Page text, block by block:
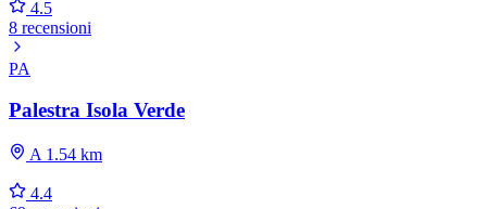
4.5
8 recensioni
PA
Palestra Isola Verde
A 1.54 km
4.4